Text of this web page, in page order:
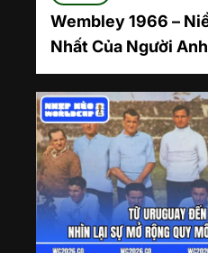
Wembley 1966 –
Nhất Của Người
về nhà”